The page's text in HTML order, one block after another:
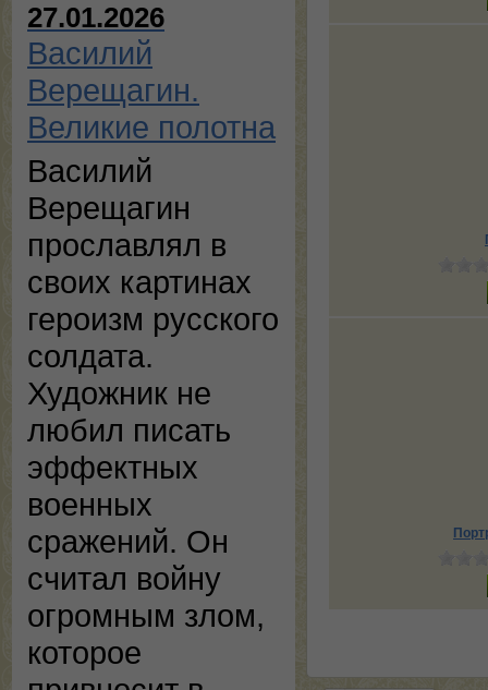
27.01.2026
Василий
Верещагин.
Великие полотна
Василий
Верещагин
прославлял в
своих картинах
героизм русского
солдата.
Художник не
любил писать
эффектных
военных
сражений. Он
считал войну
огромным злом,
которое